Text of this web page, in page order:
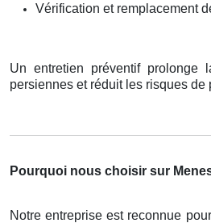
Vérification et remplacement
Un entretien préventif
persiennes et réduit les risques de
Pourquoi nous choisir sur
Notre entreprise est reconnue